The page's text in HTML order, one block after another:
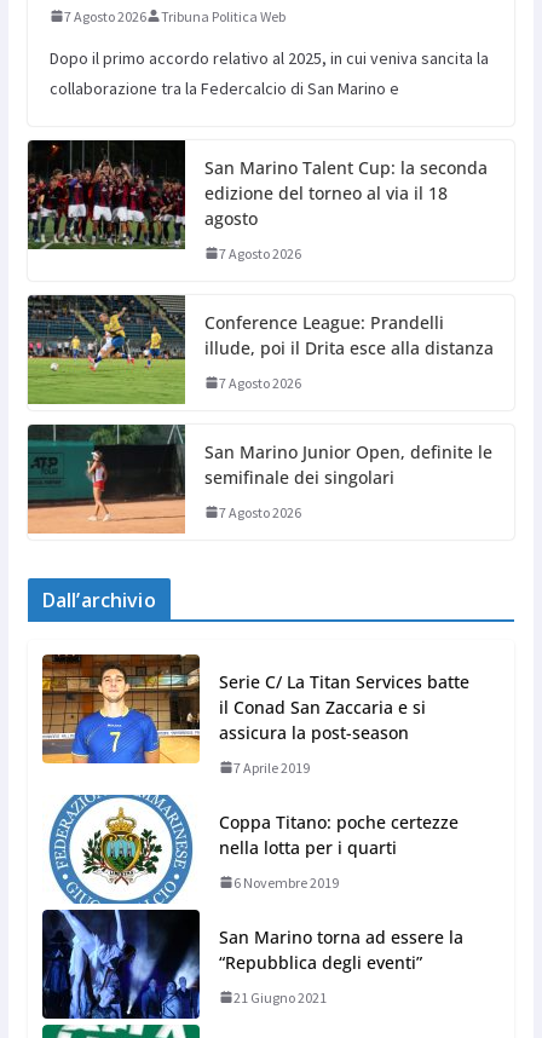
7 Agosto 2026 Tribuna Politica Web
Dopo il primo accordo relativo al 2025, in cui veniva sancita la
collaborazione tra la Federcalcio di San Marino e
San Marino Talent Cup: la seconda
edizione del torneo al via il 18
agosto
7 Agosto 2026
Conference League: Prandelli
illude, poi il Drita esce alla distanza
7 Agosto 2026
San Marino Junior Open, definite le
semifinale dei singolari
7 Agosto 2026
Dall’archivio
Serie C/ La Titan Services batte
il Conad San Zaccaria e si
assicura la post-season
7 Aprile 2019
Coppa Titano: poche certezze
nella lotta per i quarti
6 Novembre 2019
San Marino torna ad essere la
“Repubblica degli eventi”
21 Giugno 2021